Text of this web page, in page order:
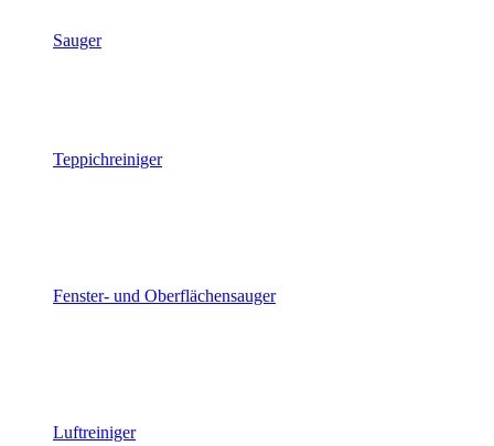
Sauger
Teppichreiniger
Fenster- und Oberflächensauger
Luftreiniger